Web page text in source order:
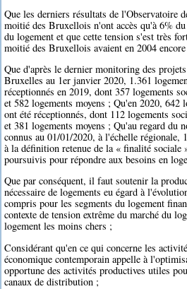
Que les derniers résultats de l'Observatoire
moitié des Bruxellois n'ont accès qu'à 6%
du logement et que cette tension s'est très
moitié des Bruxellois avaient en 2004
Que d'après le dernier monitoring des
Bruxelles au 1er janvier 2020, 1.361
réceptionnés en 2019, dont 357 logements
et 582 logements moyens ; Qu'en 2020, 642
ont été réceptionnés, dont 112 logements
et 381 logements moyens ; Qu'au regard du
connus au 01/01/2020, à l'échelle régionale,
à la définition retenue de la « finalité sociale
poursuivis pour répondre aux besoins en
Que par conséquent, il faut soutenir la
nécessaire de logements eu égard à
compris pour les segments du logement
contexte de tension extrême du marché du
logement les moins chers ;
Considérant qu'en ce qui concerne les
économique contemporain appelle à
opportune des activités productives utiles
canaux de distribution ;